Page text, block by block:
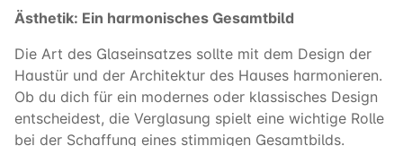
Ästhetik: Ein harmonisches Gesamtbild
Die Art des Glaseinsatzes sollte mit dem Design der
Haustür und der Architektur des Hauses harmonieren.
Ob du dich für ein modernes oder klassisches Design
entscheidest, die Verglasung spielt eine wichtige Rolle
bei der Schaffung eines stimmigen Gesamtbilds.